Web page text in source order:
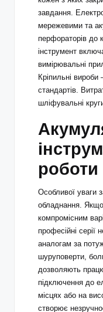
завдання.
мережевими та
перфораторів до
інструмент
вимірювальні
Кріпильні
стандартів.
шліфувальні
Особливої уваги
обладнання.
компромісним
професійні
аналогам за
шуруповерти,
дозволяють
підключення до
місцях або на
створює